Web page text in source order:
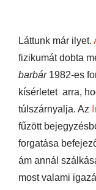
Láttunk már ilyet.
fizikumát dobta
barbár1982-es
kísérletet arra,
túlszárnyalja. Az
fűzött
forgatása
ám annál
most valami